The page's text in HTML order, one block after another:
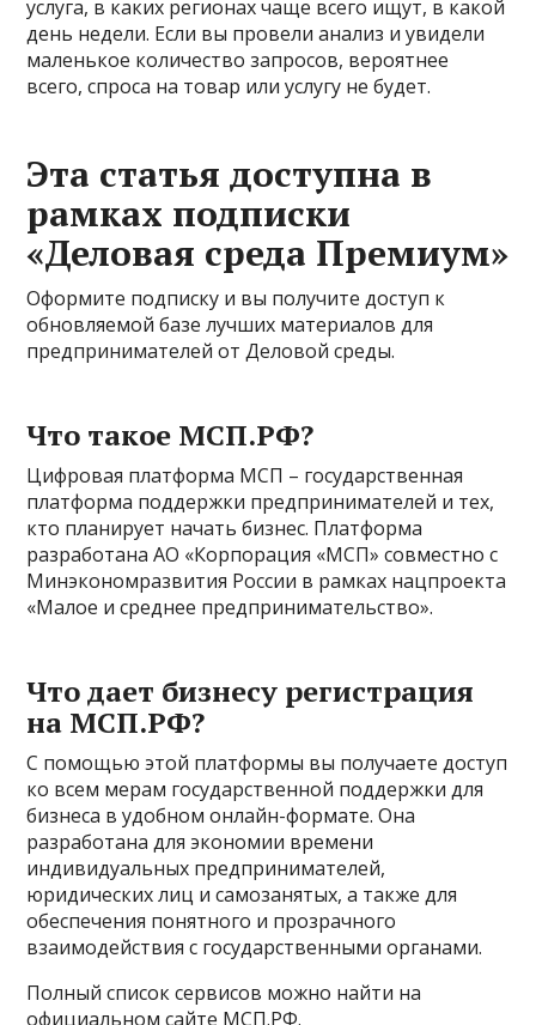
услуга, в каких регионах чаще всего ищут, в какой
день недели. Если вы провели анализ и увидели
маленькое количество запросов, вероятнее
всего, спроса на товар или услугу не будет.
Эта статья доступна в
рамках подписки
«Деловая среда Премиум»
Оформите подписку и вы получите доступ к
обновляемой базе лучших материалов для
предпринимателей от Деловой среды.
Что такое МСП.РФ?
Цифровая платформа МСП – государственная
платформа поддержки предпринимателей и тех,
кто планирует начать бизнес. Платформа
разработана АО «Корпорация «МСП» совместно с
Минэкономразвития России в рамках нацпроекта
«Малое и среднее предпринимательство».
Что дает бизнесу регистрация
на МСП.РФ?
С помощью этой платформы вы получаете доступ
ко всем мерам государственной поддержки для
бизнеса в удобном онлайн-формате. Она
разработана для экономии времени
индивидуальных предпринимателей,
юридических лиц и самозанятых, а также для
обеспечения понятного и прозрачного
взаимодействия с государственными органами.
Полный список сервисов можно найти на
официальном сайте МСП.РФ.